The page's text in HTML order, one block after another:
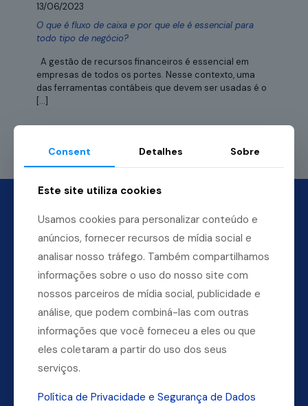
13/06/2023
O que é fluxo de caixa e por que ele é essencial para
todo tipo de negócio?
A gestão de recursos financeiros é essencial em
empresas de todos os portes. Nesse contexto, uma
das ferramentas contábeis que devem ser usadas é o
[…]
Dúvidas? Ligue para a nossa central.
Consent Detalhes Sobre
Este site utiliza cookies
Usamos cookies para personalizar conteúdo e
anúncios, fornecer recursos de mídia social e
analisar nosso tráfego. Também compartilhamos
informações sobre o uso do nosso site com
nossos parceiros de mídia social, publicidade e
análise, que podem combiná-las com outras
informações que você forneceu a eles ou que
eles coletaram a partir do uso dos seus
serviços.
Política de Privacidade e Segurança de Dados